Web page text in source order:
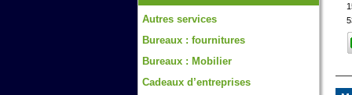
Autres services
Bureaux : fournitures
Bureaux : Mobilier
Cadeaux d’entreprises